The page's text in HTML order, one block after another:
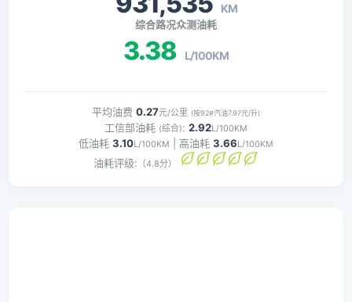
KM
综合路况众测油耗
3.38 L/100KM
平均油费 0.27元/公里 (按92#汽油7.97元/升)
工信部油耗 (综合): 2.92L/100KM
低油耗 3.10L/100KM | 高油耗 3.66L/100KM
油耗评级: （4.8分）